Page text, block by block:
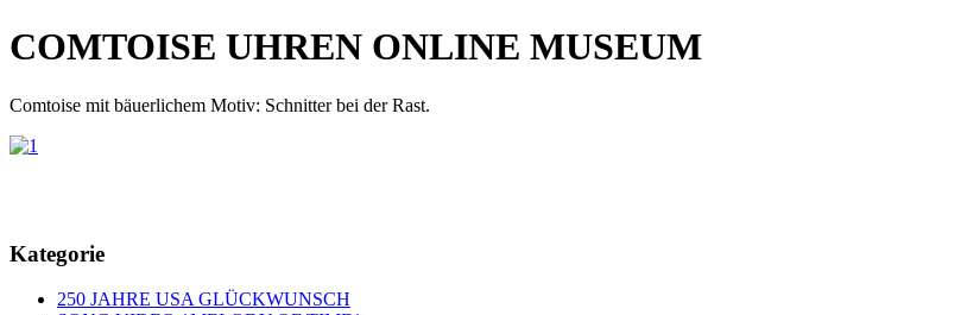
COMTOISE UHREN ONLINE MUSEUM
Comtoise mit bäuerlichem Motiv: Schnitter bei der Rast.
Kategorie
250 JAHRE USA GLÜCKWUNSCH